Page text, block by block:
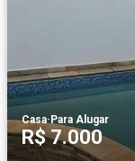
Casa·Para Alugar
R$ 7.000